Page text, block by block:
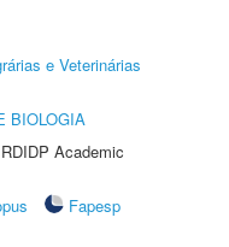
e Veterinárias
BIOLOGIA
Academic
Fapesp